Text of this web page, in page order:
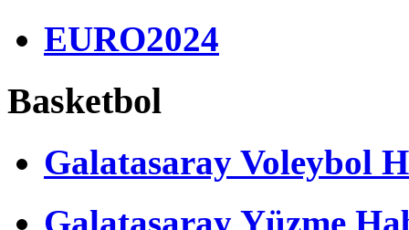
EURO2024
Basketbol
Galatasaray Voleybol